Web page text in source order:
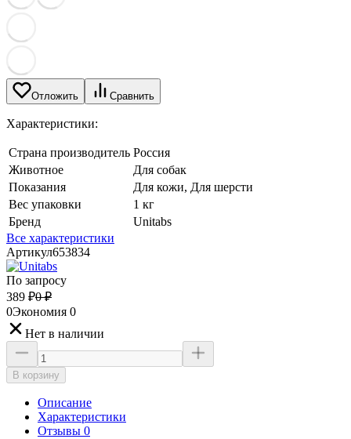
Отложить Сравнить
Характеристики:
Страна производитель Россия
Животное
Для собак
Показания
Для кожи, Для шерсти
Вес упаковки
1 кг
Бренд
Unitabs
Все характеристики
Артикул653834
По запросу
389 ₽0 ₽
0Экономия 0
Нет в наличии
В корзину
Описание
Характеристики
Отзывы 0